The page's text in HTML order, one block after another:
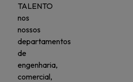
TALENTO
nos
nossos
departamentos
de
engenharia,
comercial,